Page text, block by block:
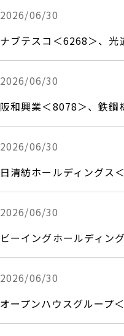
2013年
2012年
2010年
2009年
2008年
2007年
2026/06/30
ナブテスコ＜6268＞、光
2026/06/30
阪和興業＜8078＞、鉄
2026/06/30
日清紡ホールディングス
2026/06/30
ビーイングホールディン
2026/06/30
オープンハウスグループ